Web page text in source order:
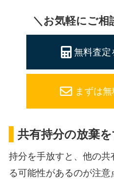
＼お気軽にご相
無料査定
まずは
共有持分の放棄
持分を手放すと、他の
る可能性があるのが注意